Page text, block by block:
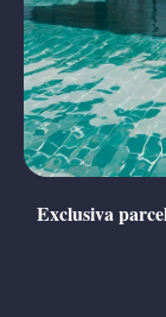
Exclusiva